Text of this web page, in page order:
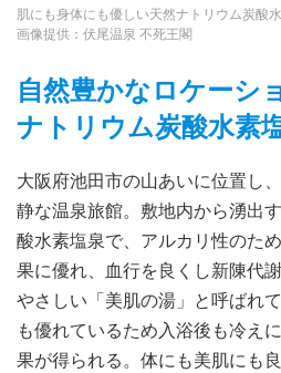
肌にも身体にも優しい天然ナトリウム炭酸
画像提供：伏尾温泉 不死王閣
自然豊かなロケーシ
ナトリウム炭酸水素
大阪府池田市の山あいに位置し
静な温泉旅館。敷地内から湧出
酸水素塩泉で、アルカリ性のた
果に優れ、血行を良くし新陳代
やさしい「美肌の湯」と呼ばれ
も優れているため入浴後も冷え
果が得られる。体にも美肌にも